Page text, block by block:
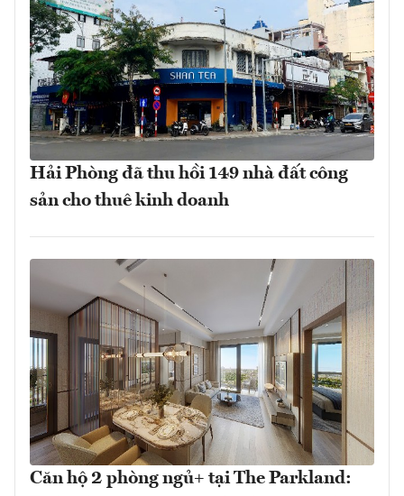
Hải Phòng đã thu hồi 149 nhà đất công
sản cho thuê kinh doanh
Căn hộ 2 phòng ngủ+ tại The Parkland: